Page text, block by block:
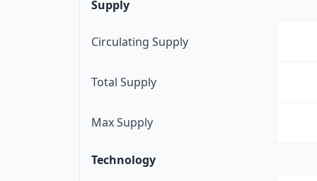
Supply
Circulating Supply
Total Supply
Max Supply
Technology